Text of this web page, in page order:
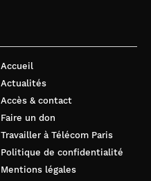
Accueil
Actualités
Accès & contact
Faire un don
Travailler à Télécom Paris
Politique de confidentialité
Mentions légales